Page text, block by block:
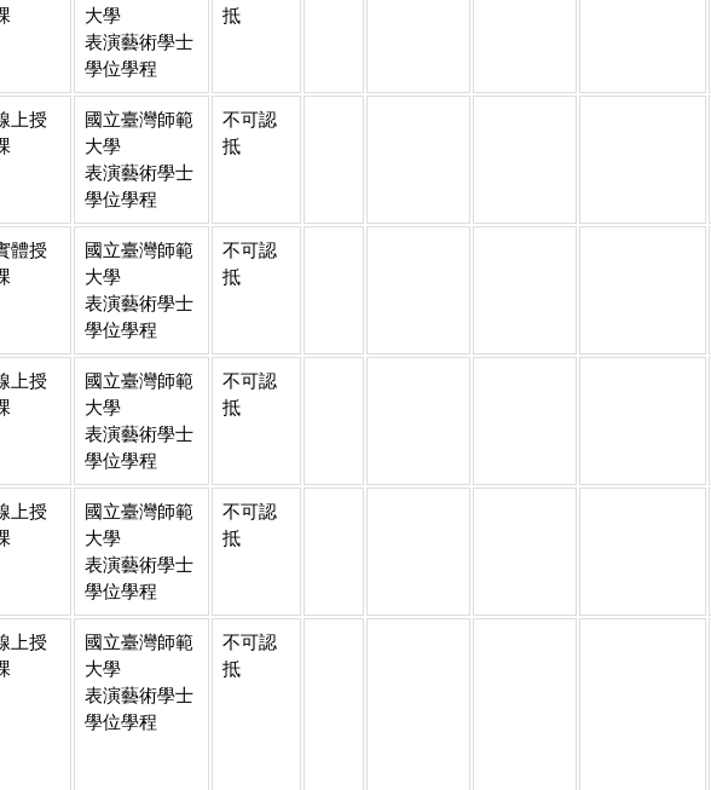
大學
表演藝術學士
學位學程
抵
上授
國立臺灣師範
大學
表演藝術學士
學位學程
不可認
抵
體授
國立臺灣師範
大學
表演藝術學士
學位學程
不可認
抵
上授
國立臺灣師範
大學
表演藝術學士
學位學程
不可認
抵
上授
國立臺灣師範
大學
表演藝術學士
學位學程
不可認
抵
上授
國立臺灣師範
大學
表演藝術學士
學位學程
不可認
抵